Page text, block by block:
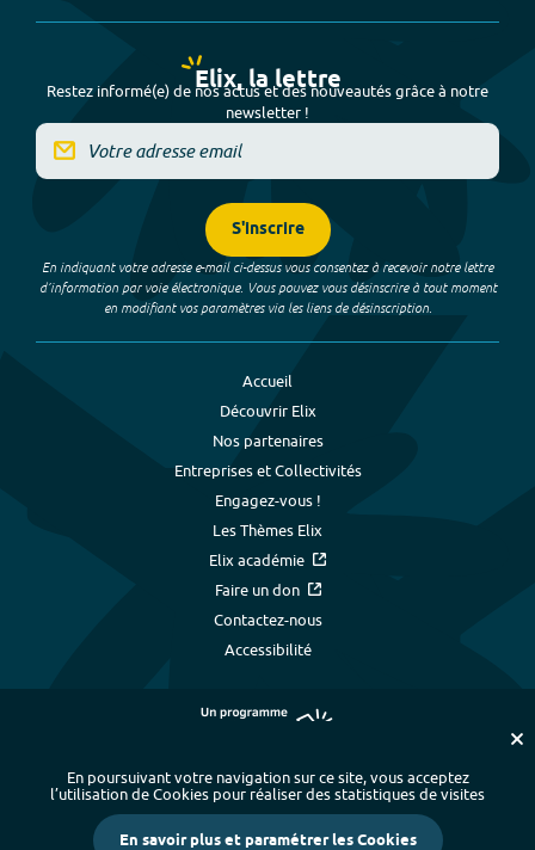
Elix, la lettre
Restez informé(e) de nos actus et des nouveautés grâce à notre
newsletter !
S'inscrire
En indiquant votre adresse e-mail ci-dessus vous consentez à recevoir notre lettre
d’information par voie électronique. Vous pouvez vous désinscrire à tout moment
en modifiant vos paramètres via les liens de désinscription.
Accueil
Découvrir Elix
Nos partenaires
Entreprises et Collectivités
Engagez-vous !
Les Thèmes Elix
Elix académie
Faire un don
Contactez-nous
Accessibilité
Plan du site - Index alphabétique
-
Mentions légales et données personnelles
- Paramétrer les cookies
En poursuivant votre navigation sur ce site, vous acceptez
l’utilisation de Cookies pour réaliser des statistiques de visites
En savoir plus et paramétrer les Cookies